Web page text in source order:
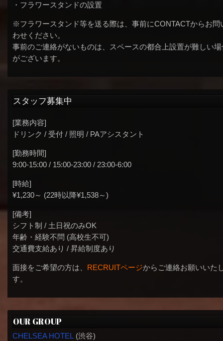
・フラワースタンドの設置
※フラワースタンド等を送る際は、事前にCONTACTからお問
わせください。
事前のご連絡がないものは、スペースの都合上設置が難しい場
がございます。
スタッフ募集中
[業務内容]
ドリンク / 受付 / 照明 / PAアシスタント
[勤務時間]
9:00-15:00 / 15:00-23:00 / 23:00-6:00
[時給]
¥1,230～ (22時以降¥1,538～)
[備考]
シフト制 / 土日祝のみOK
年齢・経験不問 (高校生不可)
交通費支給あり / 昇給制度あり
面接をご希望の方は、 RECRUITページからご連絡お願いいた
す。
OUR GROUP
CHELSEA HOTEL (渋谷)